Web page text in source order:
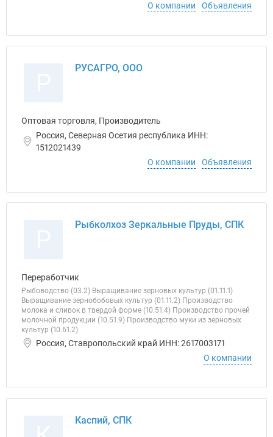
О компании
Объявления
РУСАГРО, ООО
Оптовая торговля, Производитель
Россия, Северная Осетия республика ИНН:
1512021439
О компании
Объявления
Рыбколхоз Зеркальные Пруды, СПК
Переработчик
Рыбоводство (03.2) Выращивание зерновых культур (01.11.1)
Выращивание зернобобовых культур (01.11.2) Производство
молока и сливок в твердой форме (10.51.4) Производство прочей
молочной продукции (10.51.9) Производство муки из зерновых
культур (10.61.2)
Россия, Ставропольский край ИНН: 2617003171
О компании
Каспий, СПК